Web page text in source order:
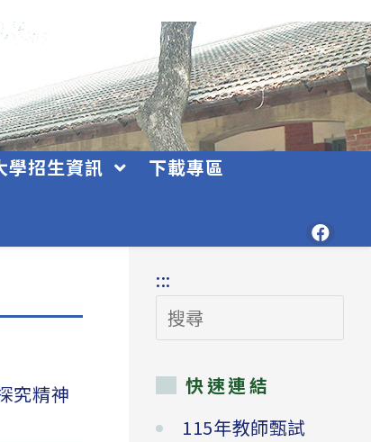
學招生資訊
下載專區
究精神
:::
搜
尋
快速連結
115年教師甄試